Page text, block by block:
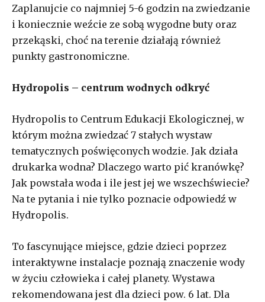
Zaplanujcie co najmniej 5-6 godzin na zwiedzanie
i koniecznie weźcie ze sobą wygodne buty oraz
przekąski, choć na terenie działają również
punkty gastronomiczne.
Hydropolis – centrum wodnych odkryć
Hydropolis to Centrum Edukacji Ekologicznej, w
którym można zwiedzać 7 stałych wystaw
tematycznych poświęconych wodzie. Jak działa
drukarka wodna? Dlaczego warto pić kranówkę?
Jak powstała woda i ile jest jej we wszechświecie?
Na te pytania i nie tylko poznacie odpowiedź w
Hydropolis.
To fascynujące miejsce, gdzie dzieci poprzez
interaktywne instalacje poznają znaczenie wody
w życiu człowieka i całej planety. Wystawa
rekomendowana jest dla dzieci pow. 6 lat. Dla